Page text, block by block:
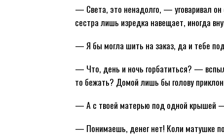
— Света, это ненадолго, — уговаривал
сестра лишь изредка навещает, иногда
— Я бы могла шить на заказ, да и тебе
— Что, день и ночь горбатиться? —
то бежать? Домой лишь бы голову
— А с твоей матерью под одной крышей
— Понимаешь, денег нет! Коли матушке